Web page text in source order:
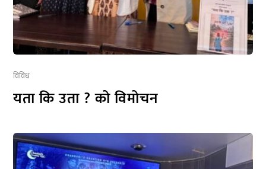
विविध
यता कि उता ? को विमोचन